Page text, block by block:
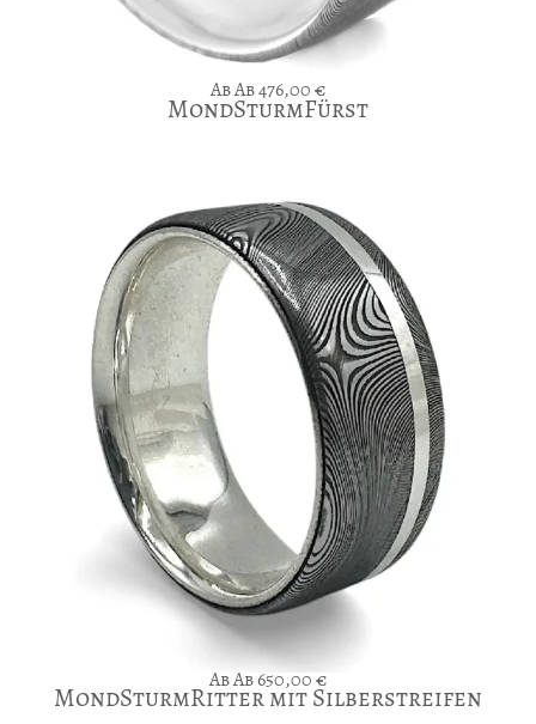
Ab476,00€
MondSturmFürst
Ab650,00€
MondSturmRitter mit Silberstreifen